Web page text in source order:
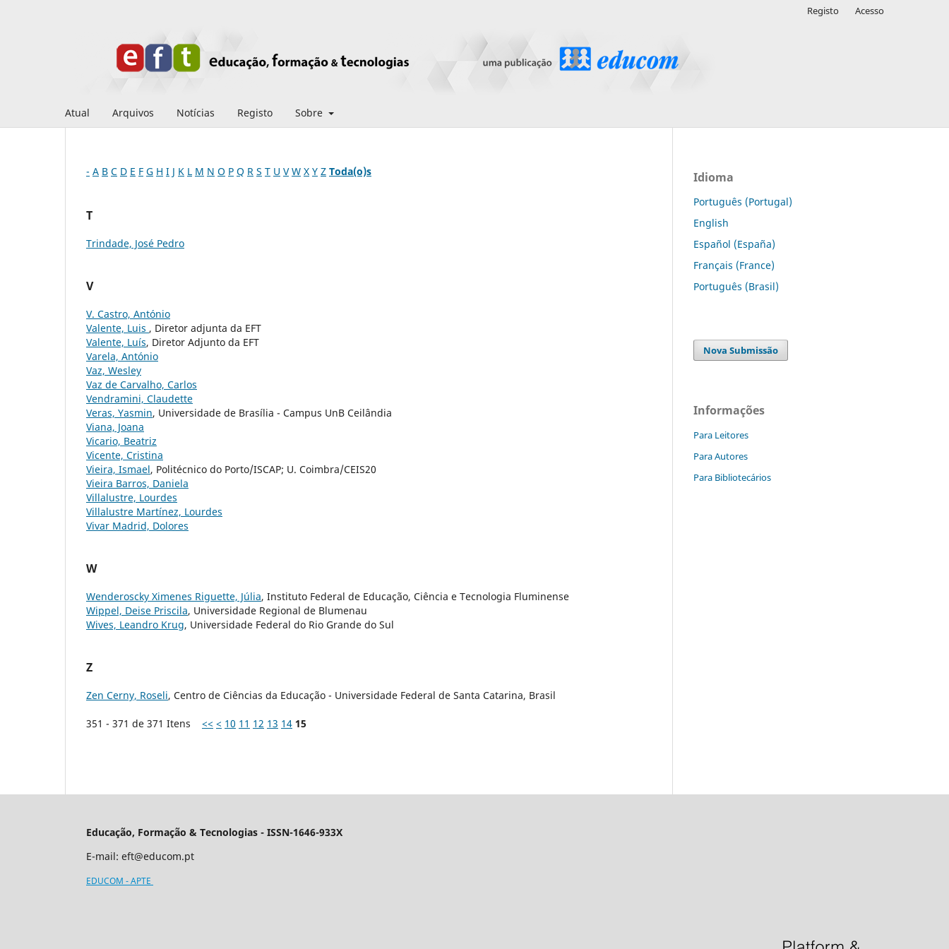
Atual Arquivos Notícias Registo Sobre
Registo Acesso
- A B C D E F G H I J K L M N O P Q R S T U V W X Y Z Toda(o)s
T
Trindade, José Pedro
V
V. Castro, António
Valente, Luis , Diretor adjunta da EFT
Valente, Luís, Diretor Adjunto da EFT
Varela, António
Vaz, Wesley
Vaz de Carvalho, Carlos
Vendramini, Claudette
Veras, Yasmin, Universidade de Brasília - Campus UnB Ceilândia
Viana, Joana
Vicario, Beatriz
Vicente, Cristina
Vieira, Ismael, Politécnico do Porto/ISCAP; U. Coimbra/CEIS20
Vieira Barros, Daniela
Villalustre, Lourdes
Villalustre Martínez, Lourdes
Vivar Madrid, Dolores
W
Wenderoscky Ximenes Riguette, Júlia, Instituto Federal de Educação, Ciência e Tecnologia Fluminense
Wippel, Deise Priscila, Universidade Regional de Blumenau
Wives, Leandro Krug, Universidade Federal do Rio Grande do Sul
Z
Zen Cerny, Roseli, Centro de Ciências da Educação - Universidade Federal de Santa Catarina, Brasil
351 - 371 de 371 Itens << < 10 11 12 13 14 15
Idioma
Português (Portugal)
English
Español (España)
Français (France)
Português (Brasil)
Nova Submissão
Informações
Para Leitores
Para Autores
Para Bibliotecários
Educação, Formação & Tecnologias - ISSN-1646-933X
E-mail: eft@educom.pt
EDUCOM - APTE